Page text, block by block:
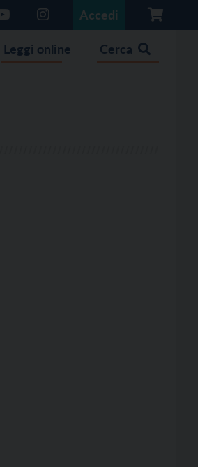
Accedi
Leggi online Cerca